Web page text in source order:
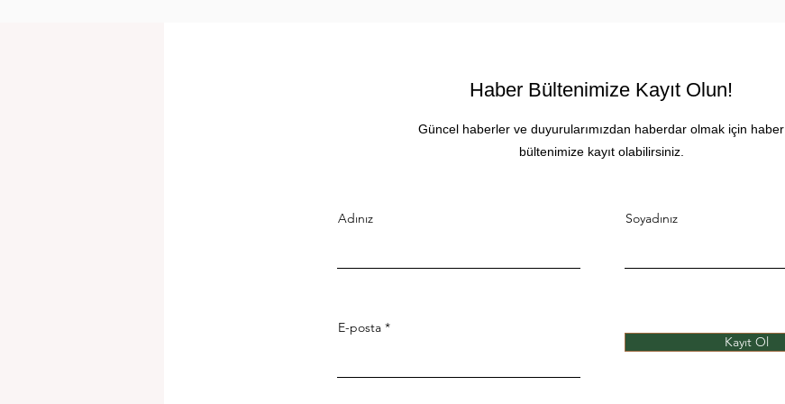
Haber Bültenimize Kayıt Olun!
Güncel haberler ve duyurularımızdan haberdar olmak için haber
bültenimize kayıt olabilirsiniz.
Adınız Soyadınız
E-posta
Kayıt Ol